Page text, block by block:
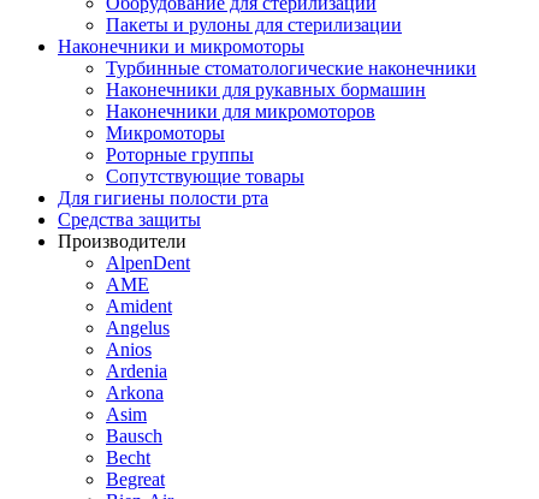
Пакеты и рулоны для стерилизации
Наконечники и микромоторы
Турбинные стоматологические наконечники
Наконечники для рукавных бормашин
Наконечники для микромоторов
Микромоторы
Роторные группы
Сопутствующие товары
Для гигиены полости рта
Средства защиты
Производители
AlpenDent
AME
Amident
Angelus
Anios
Ardenia
Arkona
Asim
Bausch
Becht
Begreat